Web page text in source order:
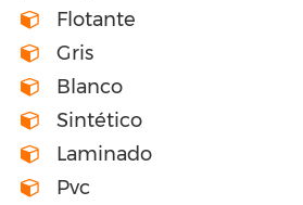
Flotante
Gris
Blanco
Sintético
Laminado
Pvc